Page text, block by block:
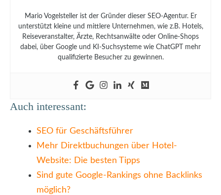
Mario Vogelsteller ist der Gründer dieser SEO-Agentur. Er
unterstützt kleine und mittlere Unternehmen, wie z.B. Hotels,
Reiseveranstalter, Ärzte, Rechtsanwälte oder Online-Shops
dabei, über Google und KI-Suchsysteme wie ChatGPT mehr
qualifizierte Besucher zu gewinnen.
Auch interessant:
SEO für Geschäftsführer
Mehr Direktbuchungen über Hotel-
Website: Die besten Tipps
Sind gute Google-Rankings ohne Backlinks
möglich?